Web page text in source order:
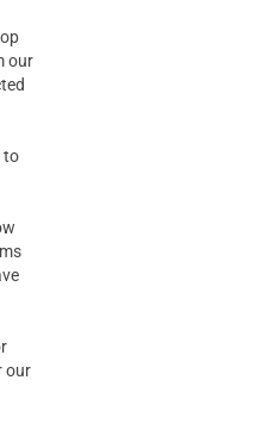
our
to
our